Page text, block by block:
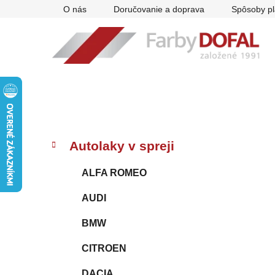
O nás Doručovanie a doprava Spôsoby
B
kategórie
a
Autolaky v spreji
ALFA ROMEO
AUDI
BMW
CITROEN